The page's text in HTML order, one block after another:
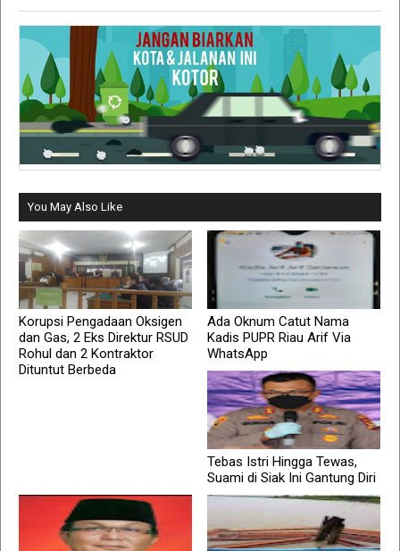
You May Also Like
Korupsi Pengadaan Oksigen
dan Gas, 2 Eks Direktur RSUD
Rohul dan 2 Kontraktor
Dituntut Berbeda
Ada Oknum Catut Nama
Kadis PUPR Riau Arif Via
WhatsApp
Tebas Istri Hingga Tewas,
Suami di Siak Ini Gantung Diri